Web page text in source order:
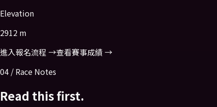
Elevation
2912 m
進入報名流程 →查看賽事成績 →
04 / Race Notes
Read this first.